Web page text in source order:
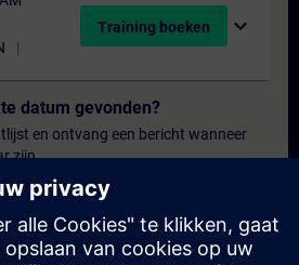
Training boeken expand_more
datum gevonden?
en ontvang een bericht wanneer
zijn.